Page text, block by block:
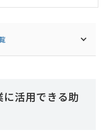
経営、プライベートでは
護/相続等の経験から得た
の「この先の希望や願い」
活用できる助